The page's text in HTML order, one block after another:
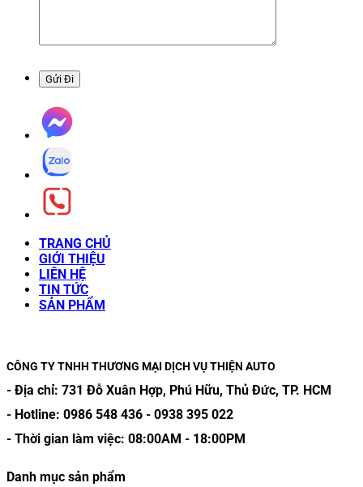
TRANG CHỦ
GIỚI THIỆU
LIÊN HỆ
TIN TỨC
SẢN PHẨM
CÔNG TY TNHH THƯƠNG MẠI DỊCH VỤ THIỆN AUTO
- Địa chỉ: 731 Đỗ Xuân Hợp, Phú Hữu, Thủ Đức, TP. HCM
- Hotline: 0986 548 436 - 0938 395 022
- Thời gian làm việc: 08:00AM - 18:00PM
Danh mục sản phẩm